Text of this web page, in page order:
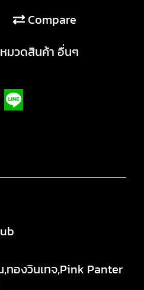
Compare
หมวดสินค้า อื่นๆ
ทองวินเทจ,Pink Panter